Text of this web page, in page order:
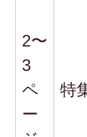
2〜
3
ペ
ー
特